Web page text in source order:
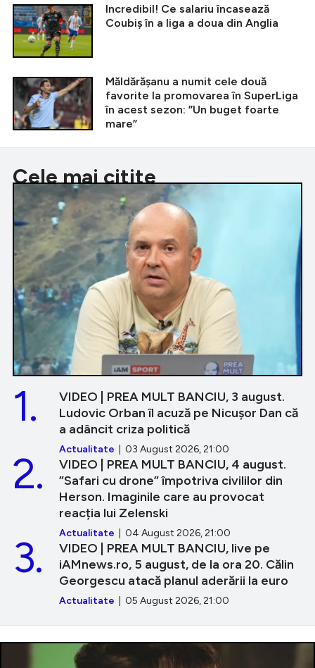
Incredibil! Ce salariu încasează
Coubiș în a liga a doua din Anglia
Măldărășanu a numit cele două
favorite la promovarea în SuperLiga
în acest sezon: ”Un buget foarte
mare”
Cele mai citite
VIDEO | PREA MULT BANCIU, 3 august.
Ludovic Orban îl acuză pe Nicușor Dan că
a adâncit criza politică
Actualitate | 03 August 2026, 21:00
1.
VIDEO | PREA MULT BANCIU, 4 august.
”Safari cu drone” împotriva civililor din
Herson. Imaginile care au provocat
reacția lui Zelenski
Actualitate | 04 August 2026, 21:00
2.
VIDEO | PREA MULT BANCIU, live pe
iAMnews.ro, 5 august, de la ora 20. Călin
Georgescu atacă planul aderării la euro
Actualitate | 05 August 2026, 21:00
3.